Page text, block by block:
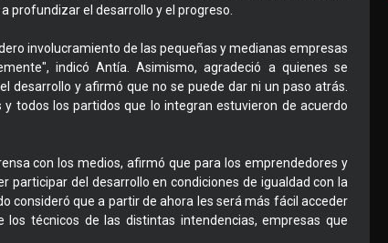
profundizar el desarrollo y el progreso.
involucramiento de las pequeñas y medianas empresas
indicó Antía. Asimismo, agradeció a quienes se
desarrollo y afirmó que no se puede dar ni un paso atrás.
todos los partidos que lo integran estuvieron de acuerdo
con los medios, afirmó que para los emprendedores y
participar del desarrollo en condiciones de igualdad con la
consideró que a partir de ahora les será más fácil acceder
técnicos de las distintas intendencias, empresas que